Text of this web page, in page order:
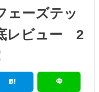
ェーズテッ
レビュー 2